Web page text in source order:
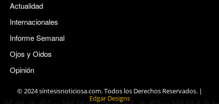
Actualidad
Internacionales
Informe Semanal
Ojos y Oidos
Opinión
© 2024 síntesisnoticiosa.com. Todos los Derechos Reservados. |
Edgar Designs